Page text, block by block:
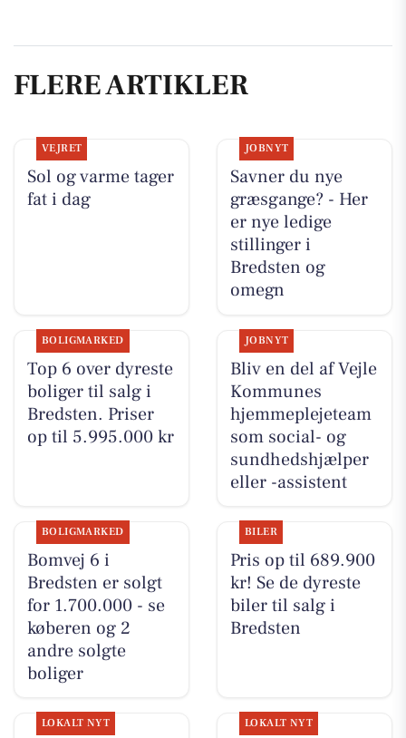
FLERE ARTIKLER
VEJRET
Sol og varme tager
fat i dag
JOBNYT
Savner du nye
græsgange? - Her
er nye ledige
stillinger i
Bredsten og
omegn
BOLIGMARKED
Top 6 over dyreste
boliger til salg i
Bredsten. Priser
op til 5.995.000 kr
JOBNYT
Bliv en del af Vejle
Kommunes
hjemmeplejeteam
som social- og
sundhedshjælper
eller -assistent
BOLIGMARKED
Bomvej 6 i
Bredsten er solgt
for 1.700.000 - se
køberen og 2
andre solgte
boliger
BILER
Pris op til 689.900
kr! Se de dyreste
biler til salg i
Bredsten
LOKALT NYT LOKALT NYT